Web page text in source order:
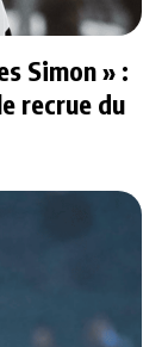
Simon » :
recrue du